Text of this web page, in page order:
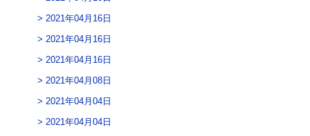
2021年04月16日
2021年04月16日
2021年04月16日
2021年04月08日
2021年04月04日
2021年04月04日